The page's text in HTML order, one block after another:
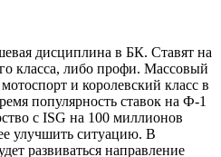
дисциплина в БК. Ставят на
класса, либо профи. Массовый
и королевский класс в
популярность ставок на Ф-1
с ISG на 100 миллионов
улучшить ситуацию. В
развиваться направление